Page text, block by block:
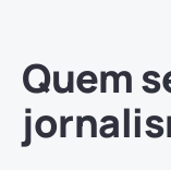
Quem